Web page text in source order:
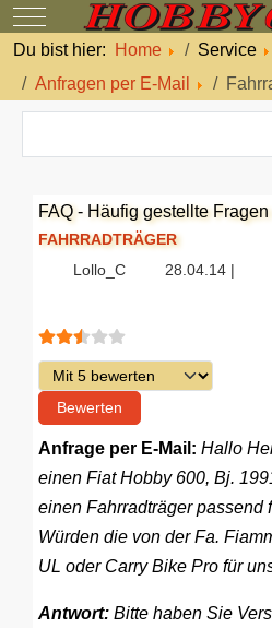
Mobile Menu Toggle
Du bist hier:
Home Service
Anfragen per E-Mail
FAQ - Häufig gestellte
FAHRRADTRÄGER
Lollo_C
28.04.14 |
Bewertung:
Bitte bewerten
Anfrage per E-Mail: Hallo
einen Fiat Hobby 600, Bj.
einen Fahrradträger passend
Würden die von der Fa.
UL oder Carry Bike Pro für
Antwort: Bitte haben Sie